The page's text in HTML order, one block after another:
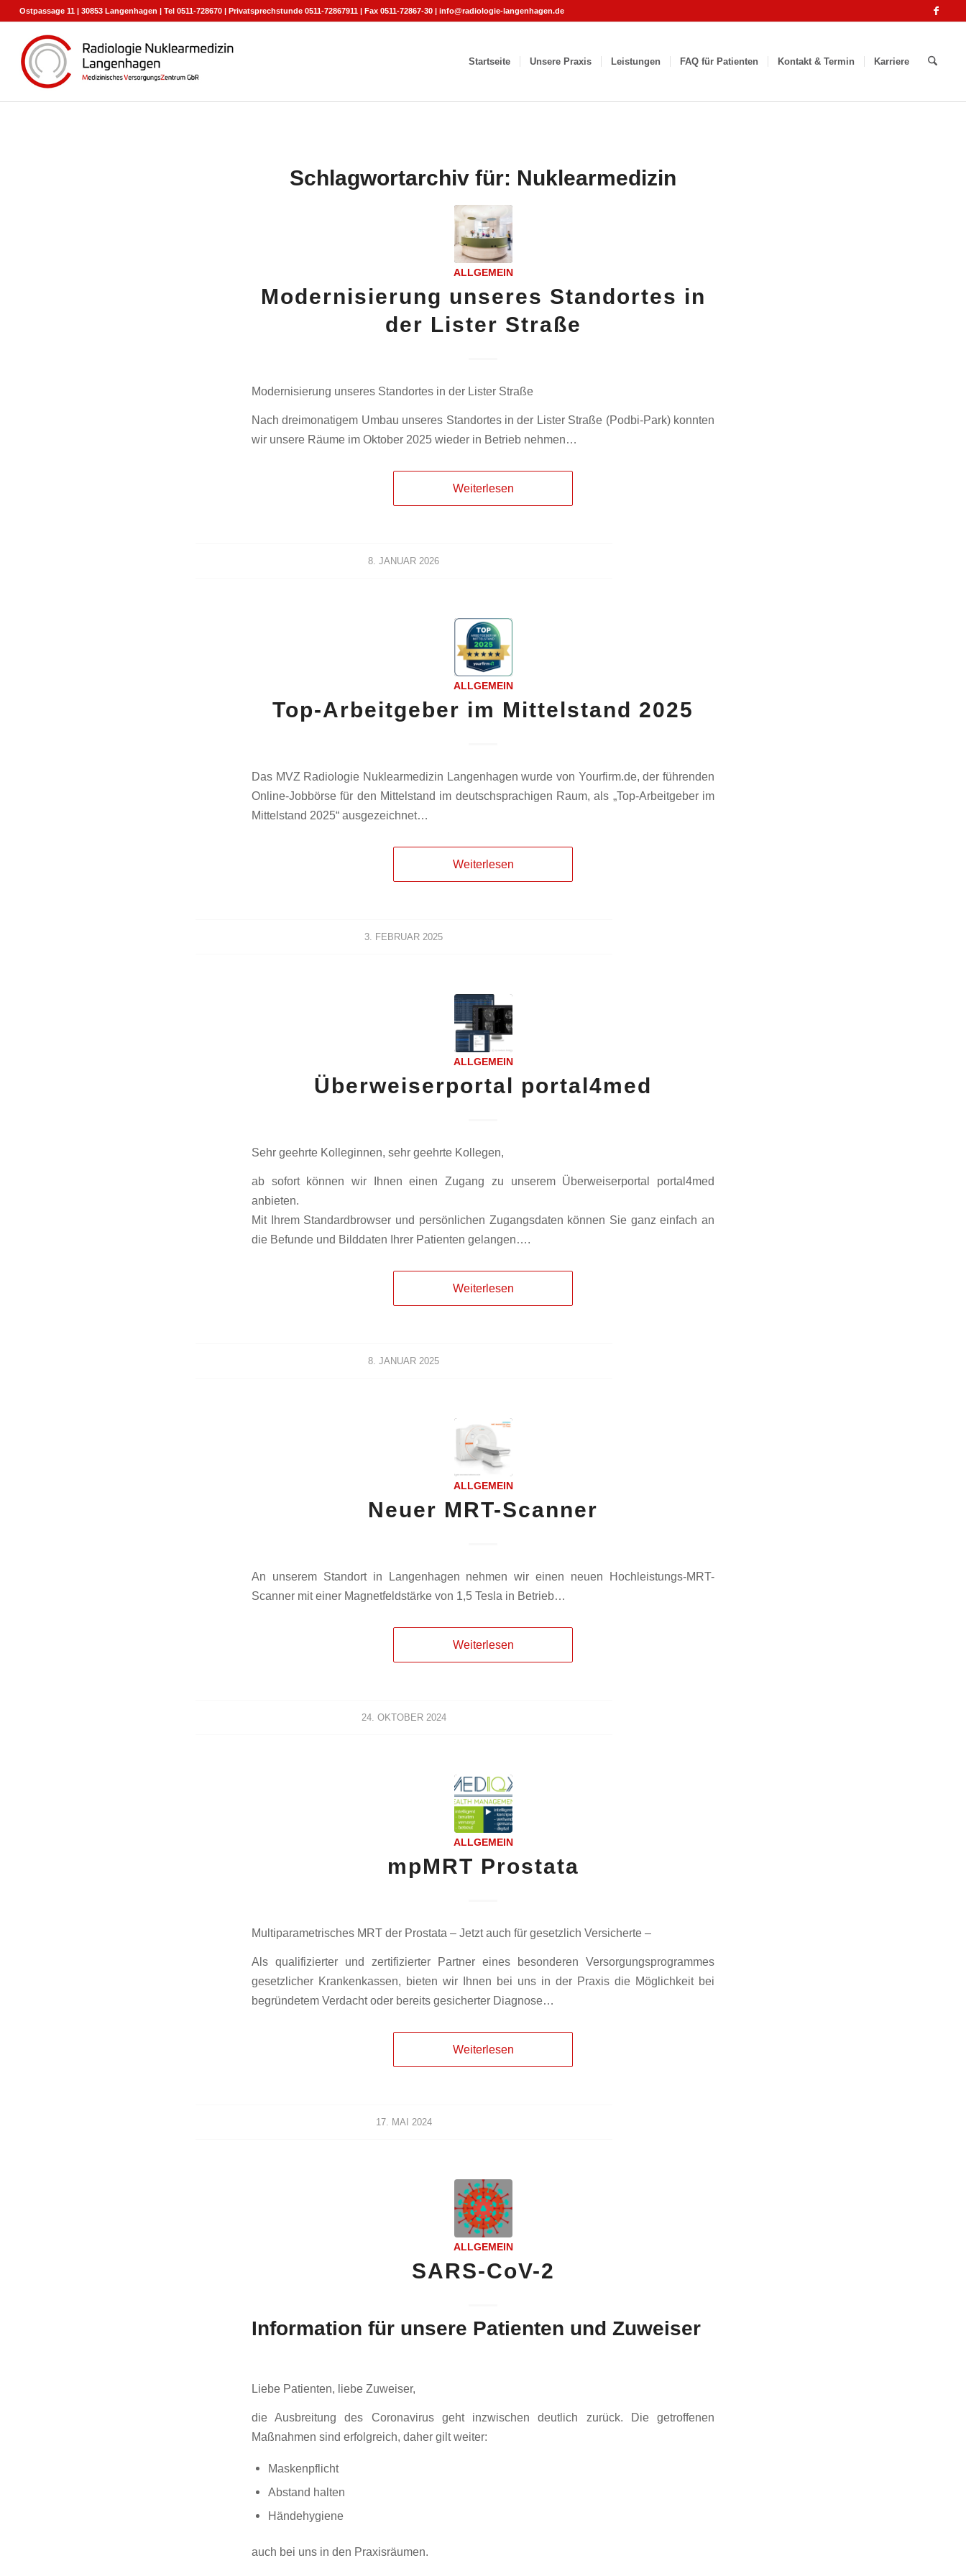
Ostpassage 11 | 30853 Langenhagen | Tel 0511-728670 | Privatsprechstunde 0511-72867911 | Fax 0511-72867-30 | info@radiologie-langenhagen.de
Startseite Unsere Praxis Leistungen FAQ für Patienten Kontakt & Termin Karriere
Schlagwortarchiv für: Nuklearmedizin
ALLGEMEIN
Modernisierung unseres Standortes in
der Lister Straße
Modernisierung unseres Standortes in der Lister Straße
Nach dreimonatigem Umbau unseres Standortes in der Lister Straße (Podbi-Park) konnten
wir unsere Räume im Oktober 2025 wieder in Betrieb nehmen…
Weiterlesen
8. JANUAR 2026
ALLGEMEIN
Top-Arbeitgeber im Mittelstand 2025
Das MVZ Radiologie Nuklearmedizin Langenhagen wurde von Yourfirm.de, der führenden
Online-Jobbörse für den Mittelstand im deutschsprachigen Raum, als „Top-Arbeitgeber im
Mittelstand 2025“ ausgezeichnet…
Weiterlesen
3. FEBRUAR 2025
ALLGEMEIN
Überweiserportal portal4med
Sehr geehrte Kolleginnen, sehr geehrte Kollegen,
ab sofort können wir Ihnen einen Zugang zu unserem Überweiserportal portal4med
anbieten.
Mit Ihrem Standardbrowser und persönlichen Zugangsdaten können Sie ganz einfach an
die Befunde und Bilddaten Ihrer Patienten gelangen….
Weiterlesen
8. JANUAR 2025
ALLGEMEIN
Neuer MRT-Scanner
An unserem Standort in Langenhagen nehmen wir einen neuen Hochleistungs-MRT-
Scanner mit einer Magnetfeldstärke von 1,5 Tesla in Betrieb…
Weiterlesen
24. OKTOBER 2024
ALLGEMEIN
mpMRT Prostata
Multiparametrisches MRT der Prostata – Jetzt auch für gesetzlich Versicherte –
Als qualifizierter und zertifizierter Partner eines besonderen Versorgungsprogrammes
gesetzlicher Krankenkassen, bieten wir Ihnen bei uns in der Praxis die Möglichkeit bei
begründetem Verdacht oder bereits gesicherter Diagnose…
Weiterlesen
17. MAI 2024
ALLGEMEIN
SARS-CoV-2
Information für unsere Patienten und Zuweiser
Liebe Patienten, liebe Zuweiser,
die Ausbreitung des Coronavirus geht inzwischen deutlich zurück. Die getroffenen
Maßnahmen sind erfolgreich, daher gilt weiter:
Maskenpflicht
Abstand halten
Händehygiene
auch bei uns in den Praxisräumen.